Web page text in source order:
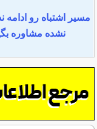
مسیر اشتباه رو ادامه
نشده مشاوره